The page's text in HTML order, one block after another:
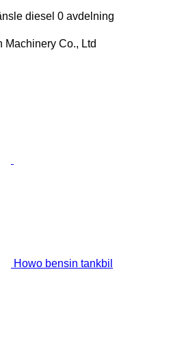
diesel 0 avdelning
Machinery Co., Ltd
Howo bensin tankbil